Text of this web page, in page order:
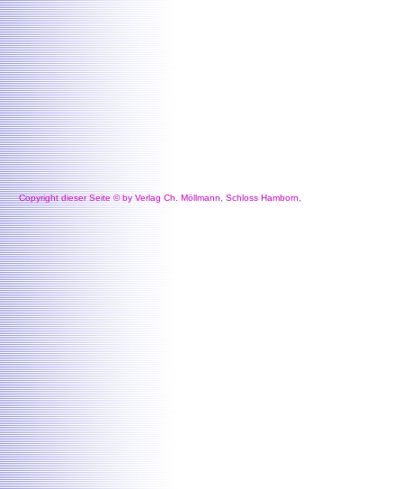
Copyright dieser Seite © by Verlag Ch. Möllmann, Schloss Hamborn,